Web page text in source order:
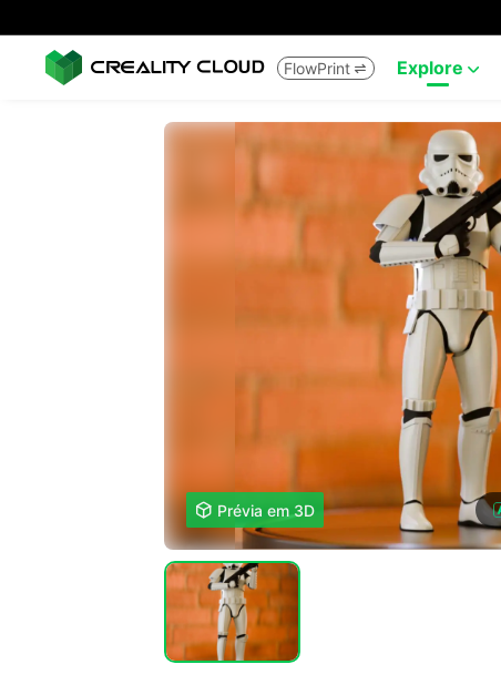
FlowPrint  Explore 
 Prévia em 3D